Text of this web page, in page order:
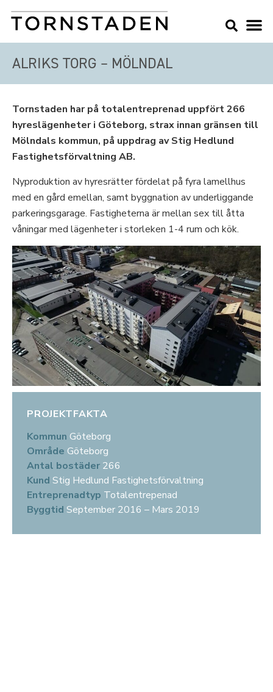
ALRIKS TORG – MÖLNDAL
Tornstaden har på totalentreprenad uppfört 266
hyreslägenheter i Göteborg, strax innan gränsen till
Mölndals kommun, på uppdrag av Stig Hedlund
Fastighetsförvaltning AB.
Nyproduktion av hyresrätter fördelat på fyra lamellhus
med en gård emellan, samt byggnation av underliggande
parkeringsgarage. Fastigheterna är mellan sex till åtta
våningar med lägenheter i storleken 1-4 rum och kök.
PROJEKTFAKTA
Kommun Göteborg
Område Göteborg
Antal bostäder 266
Kund Stig Hedlund Fastighetsförvaltning
Entreprenadtyp Totalentrepenad
Byggtid September 2016 – Mars 2019